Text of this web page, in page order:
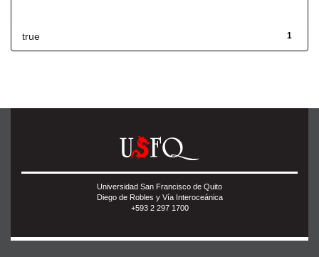
1
true
Universidad San Francisco de Quito
Diego de Robles y Vía Interoceánica
+593 2 297 1700